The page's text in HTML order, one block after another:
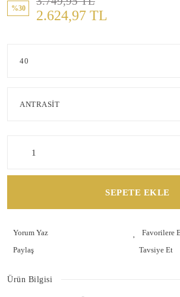
%30 2.624,97 TL
SEPETE EKLE
Yorum Yaz
Paylaş
Tavsiye Et
Ürün Bilgisi